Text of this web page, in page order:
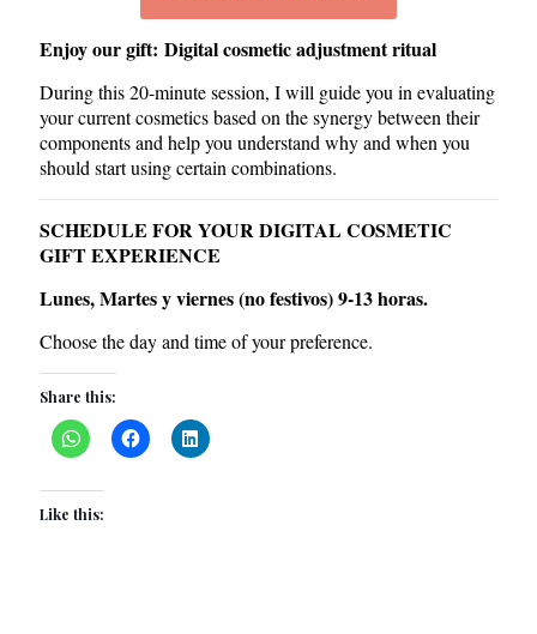
Enjoy our gift: Digital cosmetic adjustment ritual
During this 20-minute session, I will guide you in evaluating
your current cosmetics based on the synergy between their
components and help you understand why and when you
should start using certain combinations.
SCHEDULE FOR YOUR DIGITAL COSMETIC
GIFT EXPERIENCE
Lunes, Martes y viernes (no festivos) 9-13 horas.
Choose the day and time of your preference.
Share this:
Like this: